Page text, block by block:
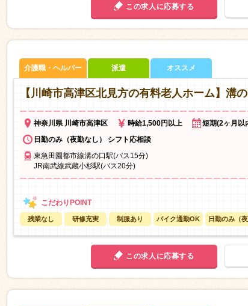
この求人に応募する
介護職・ヘルパー 派遣 オススメ
【川崎市高津区北見方の有料老人ホーム】
神奈川県 川崎市高津区 時給1,500円以上
短期(2ヶ月以
日勤のみ（夜勤なし） シフト応相談
東急田園都市線溝の口駅(バス15分)
JR南武線武蔵小杉駅(バス20分)
残業なし 研修充実 制服あり バイク通勤OK 日勤のみ（夜
この求人に応募する